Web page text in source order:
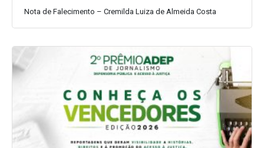
Nota de Falecimento – Cremilda Luiza de Almeida Costa